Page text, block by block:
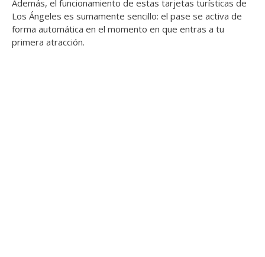
Además, el funcionamiento de estas tarjetas turísticas de
Los Ángeles es sumamente sencillo: el pase se activa de
forma automática en el momento en que entras a tu
primera atracción.